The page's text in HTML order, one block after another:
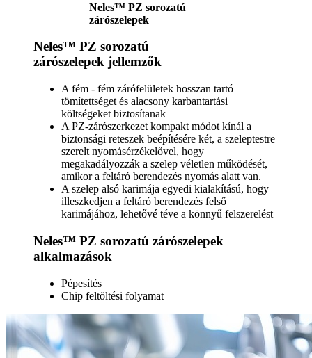
Neles™ PZ sorozatú
zárószelepek
Neles™ PZ sorozatú
zárószelepek jellemzők
A fém - fém zárófelületek hosszan tartó
tömítettséget és alacsony karbantartási
költségeket biztosítanak
A PZ-zárószerkezet kompakt módot kínál a
biztonsági reteszek beépítésére két, a szeleptestre
szerelt nyomásérzékelővel, hogy
megakadályozzák a szelep véletlen működését,
amikor a feltáró berendezés nyomás alatt van.
A szelep alsó karimája egyedi kialakítású, hogy
illeszkedjen a feltáró berendezés felső
karimájához, lehetővé téve a könnyű felszerelést
Neles™ PZ sorozatú zárószelepek
alkalmazások
Pépesítés
Chip feltöltési folyamat